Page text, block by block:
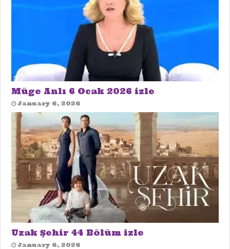
Müge Anlı 6 Ocak 2026 izle
January 6, 2026
Uzak Şehir 44 Bölüm izle
January 6, 2026